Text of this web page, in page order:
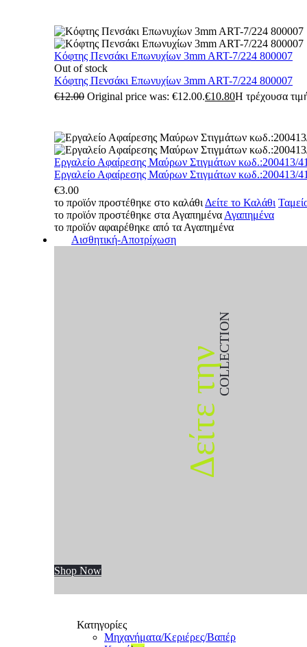
Κόφτης Πενσάκι Επωνυχίων 3mm ART-7/224 800007
Out of stock
Κόφτης Πενσάκι Επωνυχίων 3mm ART-7/224 800007
€12.00 Original price was: €12.00.€10.80Η τρέχουσα
Εργαλείο Αφαίρεσης Μαύρων Στιγμάτων κωδ.:200413/
Εργαλείο Αφαίρεσης Μαύρων Στιγμάτων κωδ.:200413/
€3.00
το προϊόν προστέθηκε στο καλάθι Δείτε το Καλάθι
το προϊόν προστέθηκε στα Αγαπημένα Αγαπημένα
το προϊόν αφαιρέθηκε από τα Αγαπημένα
Αισθητική-Αποτρίχωση
Δείτε τηνCOLLECTION
Shop Now
Κατηγορίες
Μηχανήματα/Κεριέρες/Βαπέρ